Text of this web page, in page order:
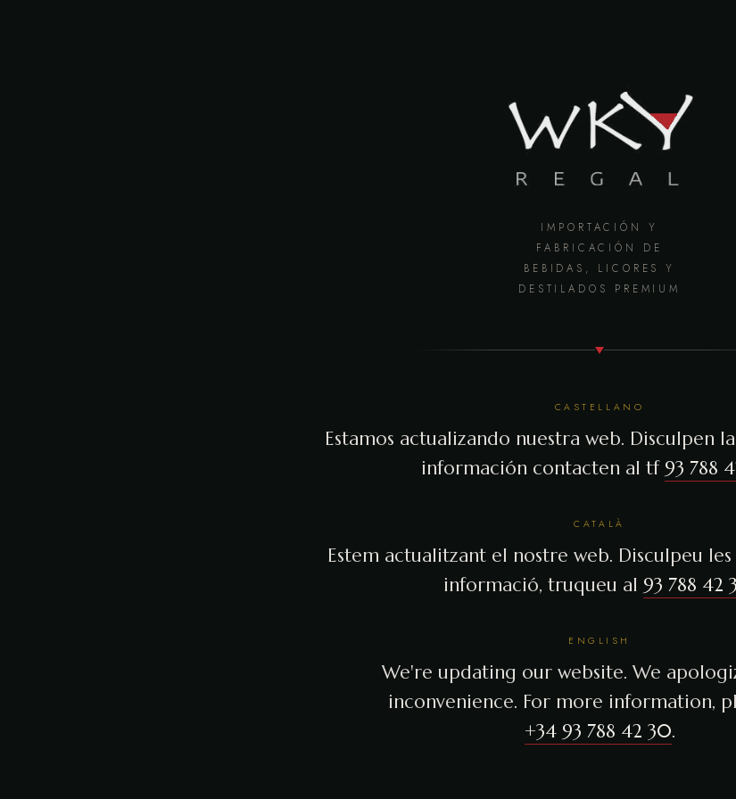
IMPORTACIÓN Y
FABRICACIÓN DE
BEBIDAS, LICORES Y
DESTILADOS PREMIUM
CASTELLANO
Estamos actualizando nuestra web. Disculpen
información contacten al tf 93 788
CATALÀ
Estem actualitzant el nostre web. Disculpeu
informació, truqueu al 93 788 42
ENGLISH
We're updating our website. We
inconvenience. For more information,
+34 93 788 42 30.